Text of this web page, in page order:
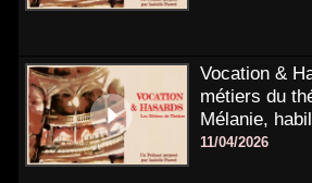
Vocation &
métiers du
Mélanie,
11/04/2026